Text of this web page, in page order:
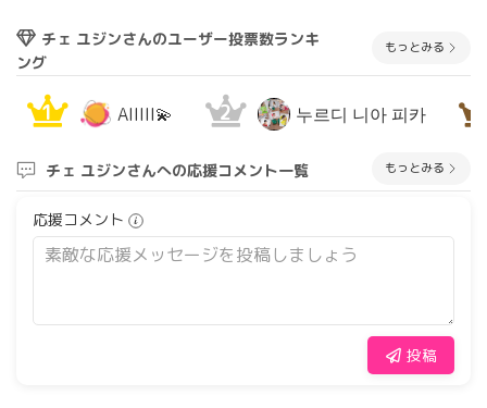
チェ ユジンさんのユーザー投票数ランキ
ング
もっとみる
1 AIIIII💫 2 누르디 니아 피카
チェ ユジンさんへの応援コメント一覧 もっとみる
応援コメント
投稿